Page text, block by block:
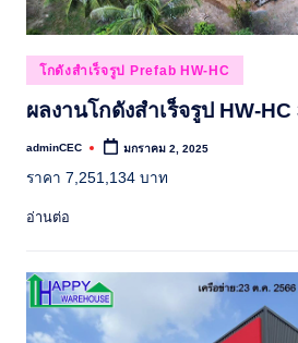
Posted
in
โกดังสำเร็จรูป Prefab HW-HC
ผลงานโกดังสำเร็จรูป HW-
Posted
adminCEC มกราคม 2, 2025
ราคา 7,251,134 บาท
อ่านต่อ